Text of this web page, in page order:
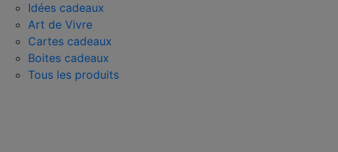
Idées cadeaux
Art de Vivre
Cartes cadeaux
Boites cadeaux
Tous les produits